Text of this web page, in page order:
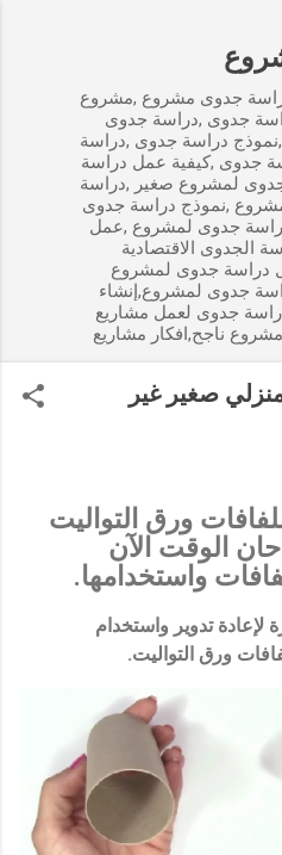
جدوى مشروع ,مشروع
جدوى ,دراسة جدوى
دراسة جدوى ,دراسة
جدوى ,كيفية عمل دراسة
لمشروع صغير ,دراسة
,نموذج دراسة جدوى
جدوى لمشروع ,عمل
الجدوى الاقتصادية
دراسة جدوى لمشروع
جدوى لمشروع,إنشاء
جدوى لعمل مشاريع
ناجح,افكار مشاريع
صغير غير
ورق التواليت
الوقت الآن
واستخدامها.
تدوير واستخدام
ورق التواليت.